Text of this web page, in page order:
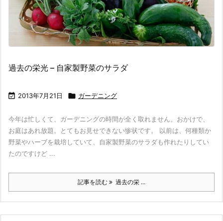
過去の栄光 – 自家製野菜のサラダ
 2013年7月21日  ガーデニング
今年は忙しくて、ガーデニングの時間が全く取れません。おかけで、
お庭はあれ放題。とてもお見せできない惨状です。 以前は、何種類か
野菜やハーブを栽培していて、自家製野菜のサラダも作れたりしてい
たのですけど ...
記事を読む 過去の栄 ...